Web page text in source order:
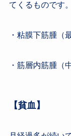
てくるものです。
・粘膜下筋腫（
・筋層内筋腫（
【貧血】